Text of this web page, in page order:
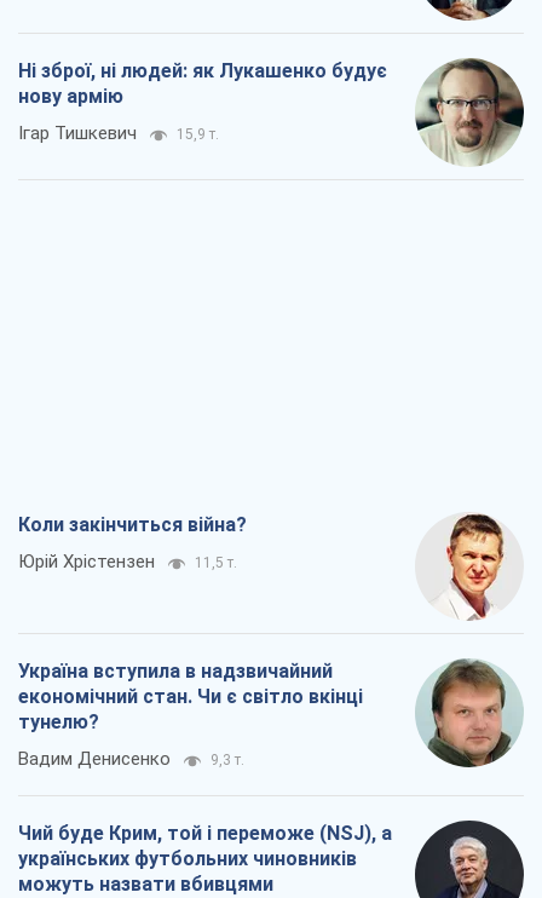
Ні зброї, ні людей: як Лукашенко будує
нову армію
Ігар Тишкевич 15,9 т.
Коли закінчиться війна?
Юрій Хрістензен 11,5 т.
Україна вступила в надзвичайний
економічний стан. Чи є світло вкінці
тунелю?
Вадим Денисенко 9,3 т.
Чий буде Крим, той і переможе (NSJ), а
українських футбольних чиновників
можуть назвати вбивцями